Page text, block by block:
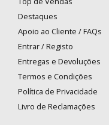
Destaques
Apoio ao Cliente / FAQs
Entrar / Registo
Entregas e Devoluções
Termos e Condições
Política de Privacidade
Livro de Reclamações